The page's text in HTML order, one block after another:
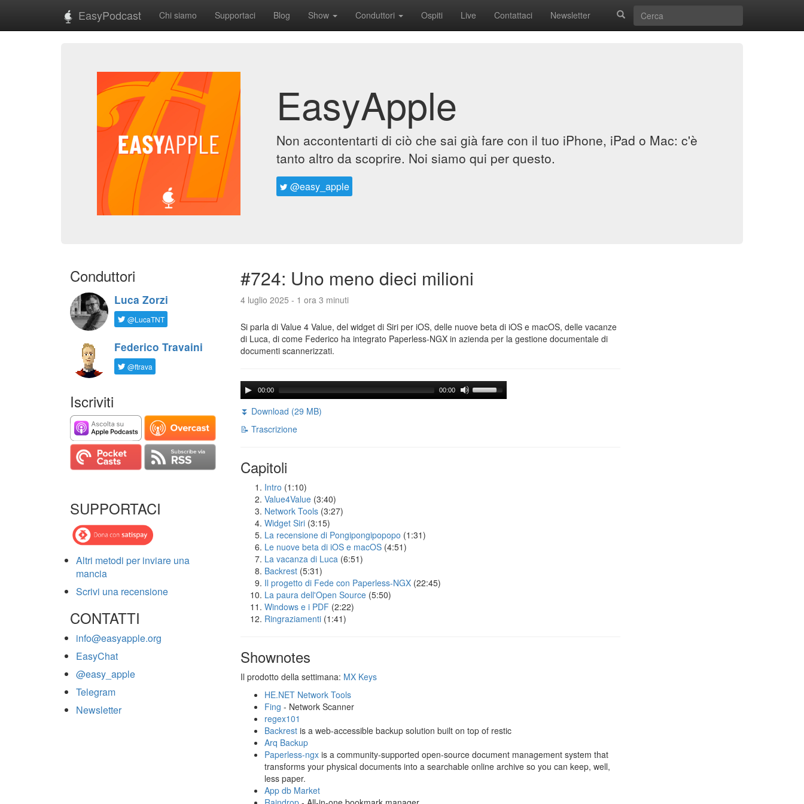
EasyPodcast Chi siamo Supportaci Blog Show Conduttori Ospiti Live Contattaci Newsletter
EasyApple
Non accontentarti di ciò che sai già fare con il tuo iPhone, iPad o Mac: c'è
tanto altro da scoprire. Noi siamo qui per questo.
@easy_apple
Conduttori
Luca Zorzi
@LucaTNT
Federico Travaini
@ftrava
Iscriviti
SUPPORTACI
Altri metodi per inviare una
mancia
Scrivi una recensione
CONTATTI
info@easyapple.org
EasyChat
@easy_apple
Telegram
Newsletter
#724: Uno meno dieci milioni
4 luglio 2025 - 1 ora 3 minuti
Si parla di Value 4 Value, del widget di Siri per iOS, delle nuove beta di iOS e macOS, delle vacanze
di Luca, di come Federico ha integrato Paperless-NGX in azienda per la gestione documentale di
documenti scannerizzati.
00:00 00:00
⏬ Download (29 MB)
📝 Trascrizione
Capitoli
Intro (1:10)
Value4Value (3:40)
Network Tools (3:27)
Widget Siri (3:15)
La recensione di Pongipongipopopo (1:31)
Le nuove beta di iOS e macOS (4:51)
La vacanza di Luca (6:51)
Backrest (5:31)
Il progetto di Fede con Paperless-NGX (22:45)
La paura dell'Open Source (5:50)
Windows e i PDF (2:22)
Ringraziamenti (1:41)
Shownotes
Il prodotto della settimana: MX Keys
HE.NET Network Tools
Fing - Network Scanner
regex101
Backrest is a web-accessible backup solution built on top of restic
Arq Backup
Paperless-ngx is a community-supported open-source document management system that
transforms your physical documents into a searchable online archive so you can keep, well,
less paper.
App db Market